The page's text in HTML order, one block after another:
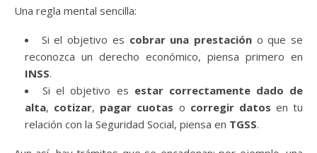
Una regla mental sencilla:
Si el objetivo es cobrar una prestacióno que se
reconozca un derecho económico, piensa primero en
INSS.
Si el objetivo es estar correctamente dado de
alta, cotizar, pagar cuotas o corregir datos en tu
relación con la Seguridad Social, piensa en TGSS.